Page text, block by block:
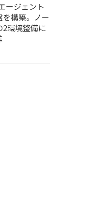
ージェント
構築。ノー
2環境整備に